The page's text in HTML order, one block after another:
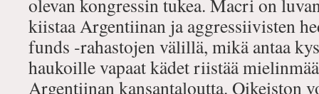
olevan kongressin tukea. Macri on
kiistaa Argentiinan ja aggressiivisten
funds ‐rahastojen välillä, mikä antaa
haukoille vapaat kädet riistää
Argentiinan kansantaloutta. Oikeiston